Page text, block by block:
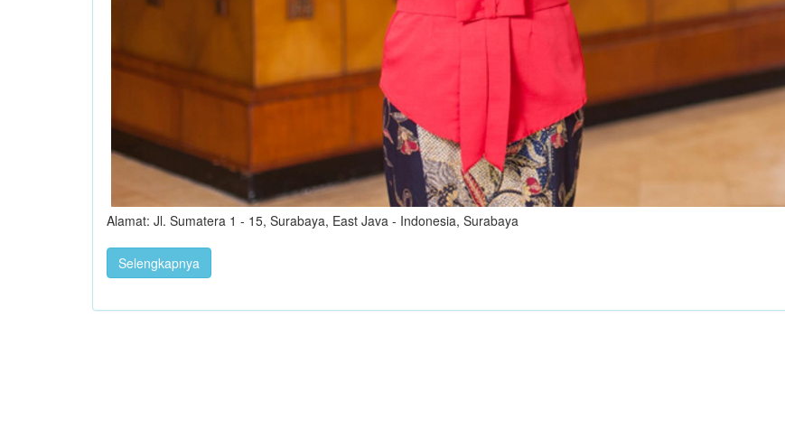
Alamat: Jl. Sumatera 1 - 15, Surabaya, East Java - Indonesia, Surabaya
Selengkapnya